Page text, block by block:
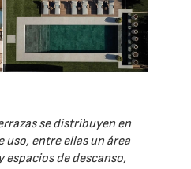
se distribuyen en
uso, entre ellas un área
de descanso,